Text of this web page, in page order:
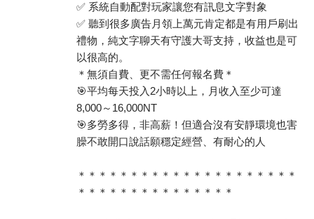
✅ 系統自動配對玩家讓您有訊息文字對象
✅ 聽到很多廣告月領上萬元肯定都是有用戶刷出
禮物，純文字聊天有守護大哥支持，收益也是可
以很高的。
＊無須自費、更不需任何報名費＊
🎯平均每天投入2小時以上，月收入至少可達
8,000～16,000NT
🎯多勞多得，非高薪！但適合沒有安靜環境也害
臊不敢開口說話願穩定經營、有耐心的人
＊＊＊＊＊＊＊＊＊＊＊＊＊＊＊＊＊＊＊＊＊
＊＊＊＊＊＊＊＊＊＊＊＊＊＊＊